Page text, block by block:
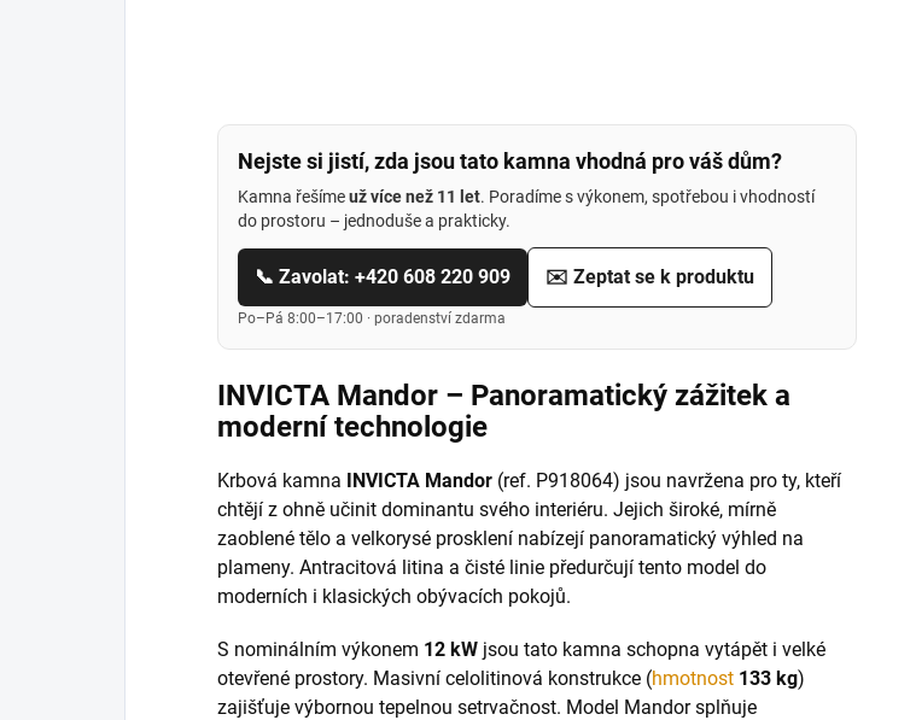
Nejste si jistí, zda jsou tato kamna vhodná pro váš dům?
Kamna řešímeuž více než 11 let. Poradíme s výkonem, spotřebou i vhodností
do prostoru – jednoduše a prakticky.
📞 Zavolat: +420 608 220 909 ✉️ Zeptat se k produktu
Po–Pá 8:00–17:00 · poradenství zdarma
INVICTA Mandor – Panoramatický zážitek a
moderní technologie
Krbová kamna INVICTA Mandor (ref. P918064) jsou navržena pro ty, kteří
chtějí z ohně učinit dominantu svého interiéru. Jejich široké, mírně
zaoblené tělo a velkorysé prosklení nabízejí panoramatický výhled na
plameny. Antracitová litina a čisté linie předurčují tento model do
moderních i klasických obývacích pokojů.
S nominálním výkonem 12 kW jsou tato kamna schopna vytápět i velké
otevřené prostory. Masivní celolitinová konstrukce (hmotnost 133 kg)
zajišťuje výbornou tepelnou setrvačnost. Model Mandor splňuje